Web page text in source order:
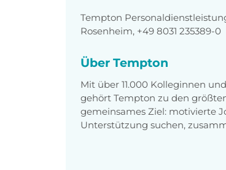
Tempton
Rosenheim, +49 8031 235389-0
Über Tempton
Mit über 11.000 Kolleginnen
gehört Tempton zu den
gemeinsames Ziel: motivierte
Unterstützung suchen,